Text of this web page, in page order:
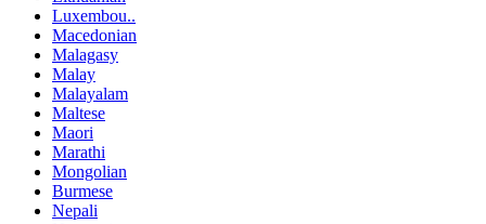
Luxembou..
Macedonian
Malagasy
Malay
Malayalam
Maltese
Maori
Marathi
Mongolian
Burmese
Nepali